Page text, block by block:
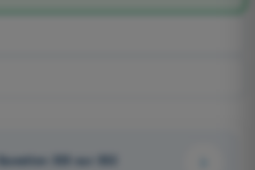
Question 333 sur 352